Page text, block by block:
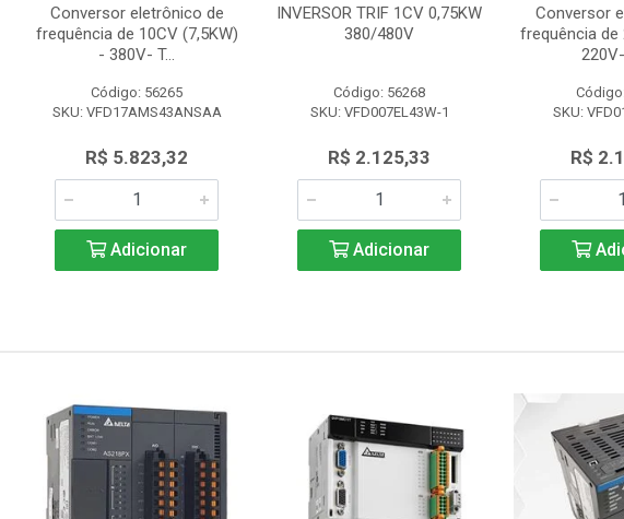
Conversor eletrônico de
frequência de 10CV (7,5KW)
- 380V- T...
Código: 56265
SKU: VFD17AMS43ANSAA
R$ 5.823,32
Adicionar
INVERSOR TRIF 1CV 0,75KW
380/480V
Código: 56268
SKU: VFD007EL43W-1
R$ 2.125,33
Adicionar
Conversor
frequência de
SKU:
R$